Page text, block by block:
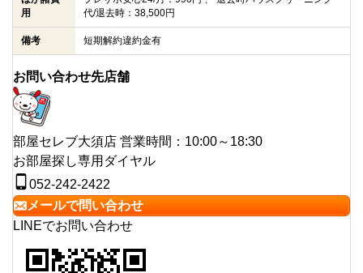
用
代/退去時：38,500円
備考 短期解約違約金有
お問い合わせ先店舗
部屋セレブ大須店 営業時間：10:00～18:30
お部屋探し専用ダイヤル
052-242-2422
メールで問い合わせ
LINEでお問い合わせ